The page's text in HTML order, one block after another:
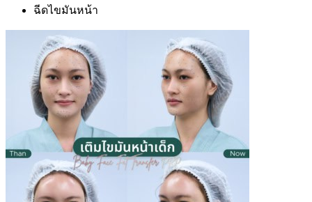
ฉีดไขมันหน้า